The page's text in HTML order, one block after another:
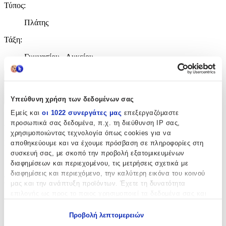
Υπεύθυνη χρήση των δεδομένων σας
Εμείς και οι 1022 συνεργάτες μας επεξεργαζόμαστε
προσωπικά σας δεδομένα, π.χ. τη διεύθυνση IP σας,
χρησιμοποιώντας τεχνολογία όπως cookies για να
αποθηκεύουμε και να έχουμε πρόσβαση σε πληροφορίες στη
συσκευή σας, με σκοπό την προβολή εξατομικευμένων
διαφημίσεων και περιεχομένου, τις μετρήσεις σχετικά με
διαφημίσεις και περιεχόμενο, την καλύτερη εικόνα του κοινού
μας και την ανάπτυξη προϊόντων. Έχετε τη δυνατότητα
Προβολή λεπτομερειών
Τύπος:
Πλάτης
Τάξη:
Γυμνασίου - Λυκείου
Χαρακτηριστικά
+
Χαρακτηριστικά
Κατασκευαστής:
Miquelrius
Βασικά Χαρακτηριστικά
Χρώμα: